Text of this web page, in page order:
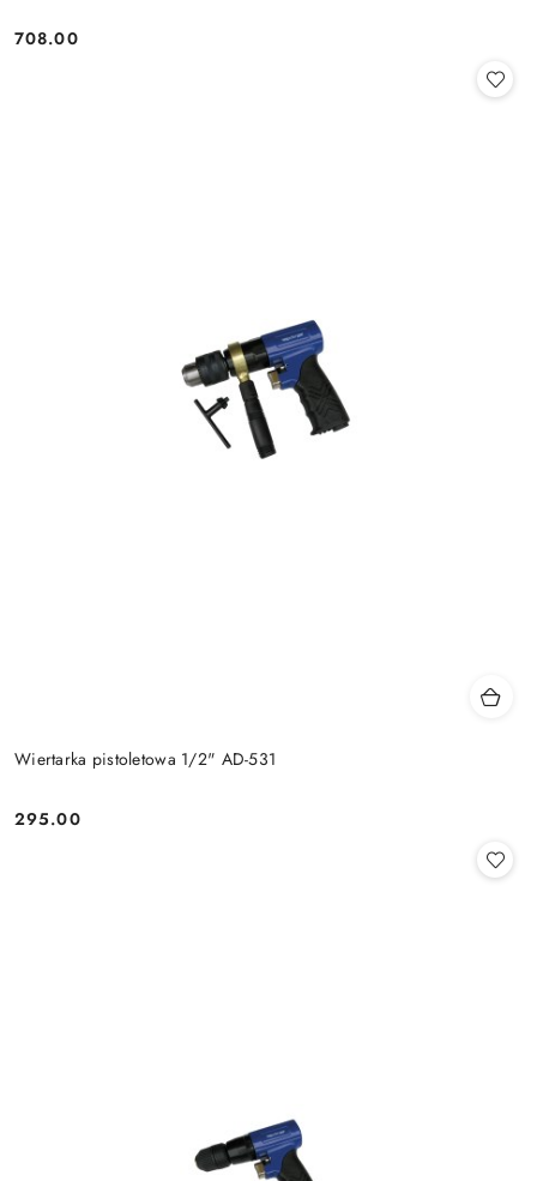
Cena:
708.00
Wiertarka pistoletowa 1/2" AD-531
Cena:
295.00